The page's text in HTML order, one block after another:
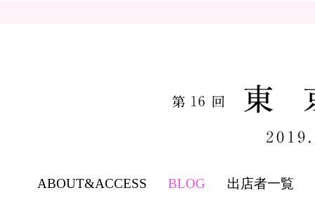
TO
ABOUT&ACCESS BLOG 出店者一覧